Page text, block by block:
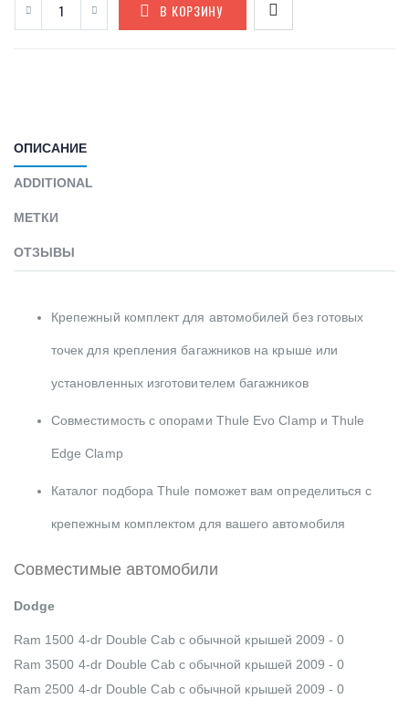
В КОРЗИНУ
ОПИСАНИЕ
ADDITIONAL
МЕТКИ
ОТЗЫВЫ
Крепежный комплект для автомобилей без готовых
точек для крепления багажников на крыше или
установленных изготовителем багажников
Совместимость с опорами Thule Evo Clamp и Thule
Edge Clamp
Каталог подбора Thule поможет вам определиться с
крепежным комплектом для вашего автомобиля
Совместимые автомобили
Dodge
Ram 1500 4-dr Double Cab с обычной крышей 2009 - 0
Ram 3500 4-dr Double Cab с обычной крышей 2009 - 0
Ram 2500 4-dr Double Cab с обычной крышей 2009 - 0